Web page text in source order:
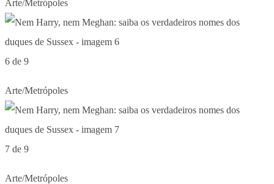
Arte/Metrópoles
6 de 9
Arte/Metrópoles
7 de 9
Arte/Metrópoles